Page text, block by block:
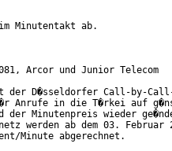
Minutentakt ab.
Arcor und Junior Telecom
der D�sseldorfer Call-by-
Anrufe in die T�rkei auf
der Minutenpreis wieder
werden ab dem 03. Februar
Minute abgerechnet.